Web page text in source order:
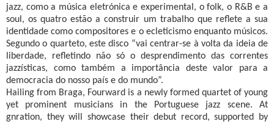
jazz, como a música eletrónica e experimental, o folk, o R&B e a
soul, os quatro estão a construir um trabalho que reflete a sua
identidade como compositores e o ecleticismo enquanto músicos.
Segundo o quarteto, este disco “vai centrar-se à volta da ideia de
liberdade, refletindo não só o desprendimento das correntes
jazzísticas, como também a importância deste valor para a
democracia do nosso país e do mundo”.
Hailing from Braga, Fourward is a newly formed quartet of young
yet prominent musicians in the Portuguese jazz scene. At
gnration, they will showcase their debut record, supported by